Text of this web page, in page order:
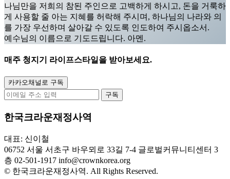
나님만을 저희의 참된 주인으로 고백하게 하시고, 돈을 거룩하
게 사용할 줄 아는 지혜를 허락해 주시며, 하나님의 나라와 의
를 가장 우선하며 살아갈 수 있도록 인도하여 주시옵소서.
예수님의 이름으로 기도드립니다. 아멘.
매주 청지기 라이프스타일 을 받아보세요.
카카오채널로 구독
구독
한국크라운재정사역
대표: 신이철
06752 서울 서초구 바우뫼로 33길 7-4 글로벌커뮤니티센터 3
층 02-501-1917 info@crownkorea.org
© 한국크라운재정사역. All Rights Reserved.